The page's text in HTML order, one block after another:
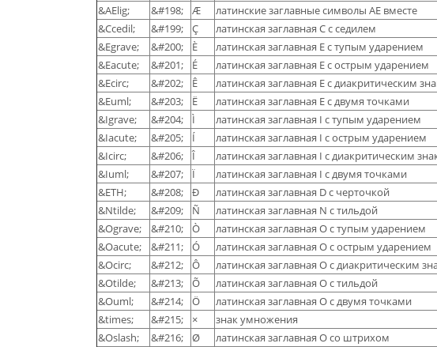
&AElig;
&#198; Æ
латинские заглавные символы AE вместе
&Ccedil;
&#199; Ç
латинская заглавная C с седилем
&Egrave;
&#200; È
латинская заглавная E с тупым ударением
&Eacute;
&#201; É
латинская заглавная E с острым ударением
&Ecirc;
&#202; Ê
латинская заглавная E с диакритическим
&Euml;
&#203; Ë
латинская заглавная E с двумя точками
&Igrave;
&#204; Ì
латинская заглавная I с тупым ударением
&Iacute;
&#205; Í
латинская заглавная I с острым ударением
&Icirc;
&#206; Î
латинская заглавная I с диакритическим
&Iuml;
&#207; Ï
латинская заглавная I с двумя точками
&ETH;
&#208; Ð
латинская заглавная D с черточкой
&Ntilde;
&#209; Ñ
латинская заглавная N с тильдой
&Ograve;
&#210; Ò
латинская заглавная O с тупым ударением
&Oacute;
&#211; Ó
латинская заглавная O с острым ударением
&Ocirc;
&#212; Ô
латинская заглавная O с диакритическим
&Otilde;
&#213; Õ
латинская заглавная O с тильдой
&Ouml;
&#214; Ö
латинская заглавная O с двумя точками
&times;
&#215; ×
знак умножения
&Oslash;
&#216; Ø
латинская заглавная O со штрихом